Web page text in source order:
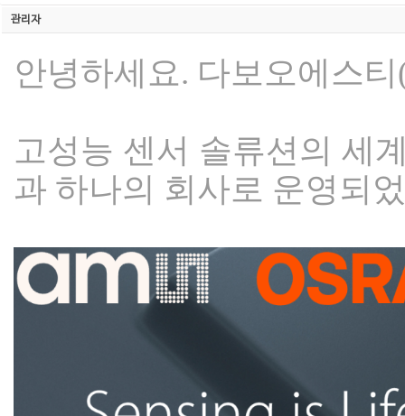
관리자
안녕하세요. 다보오에스
고성능 센서 솔류션의 세
과 하나의 회사로 운영되